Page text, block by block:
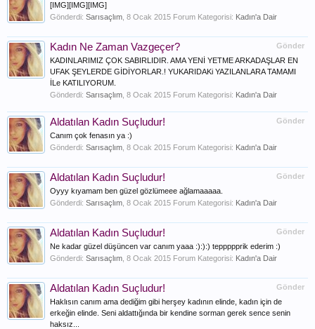
[IMG][IMG][IMG]
Gönderdi: Sarısaçlım 8 Ocak 2015 Forum Kategorisi: Kadın'a Dair
Gönder
Kadın Ne Zaman Vazgeçer?
KADINLARIMIZ ÇOK SABIRLIDIR. AMA YENİ YETME ARKADAŞLAR EN
UFAK ŞEYLERDE GİDİYORLAR.! YUKARIDAKi YAZILANLARA TAMAMI
İLe KATILIYORUM.
Gönderdi: Sarısaçlım 8 Ocak 2015 Forum Kategorisi: Kadın'a Dair
Gönder
Aldatılan Kadın Suçludur!
Canım çok fenasın ya :)
Gönderdi: Sarısaçlım 8 Ocak 2015 Forum Kategorisi: Kadın'a Dair
Gönder
Aldatılan Kadın Suçludur!
Oyyy kıyamam ben güzel gözlümeee ağlamaaaaa.
Gönderdi: Sarısaçlım 8 Ocak 2015 Forum Kategorisi: Kadın'a Dair
Gönder
Aldatılan Kadın Suçludur!
Ne kadar güzel düşüncen var canım yaaa :):):) teppppprik ederim :)
Gönderdi: Sarısaçlım 8 Ocak 2015 Forum Kategorisi: Kadın'a Dair
Gönder
Aldatılan Kadın Suçludur!
Haklısın canım ama dediğim gibi herşey kadının elinde, kadın için de
erkeğin elinde. Seni aldattığında bir kendine sorman gerek sence senin
haksız...